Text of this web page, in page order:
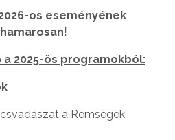
os eseményének
2025-ös programokból:
a Rémségek